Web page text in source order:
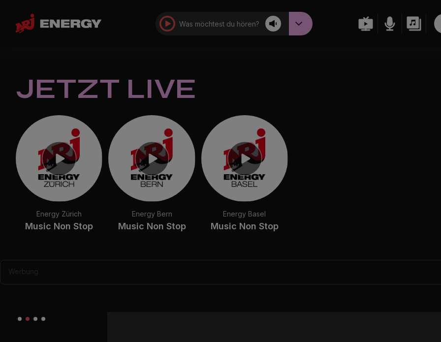
Was möchtest du hören?
JETZT LIVE
Energy Zürich
Music Non Stop
Energy Bern
Music Non Stop
Energy Basel
Music Non Stop
Werbung